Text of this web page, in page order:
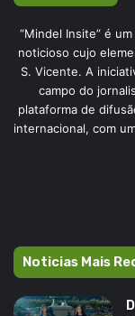
“Mindel Insite” é
noticioso cujo
S. Vicente. A
campo do
plataforma de
internacional, com
Noticias Mais